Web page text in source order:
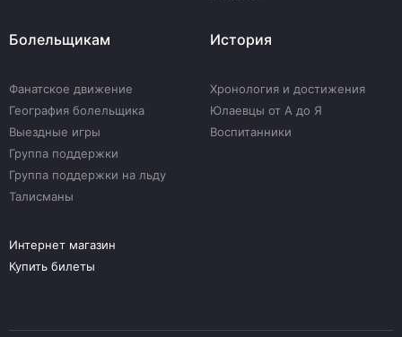
Болельщикам
Фанатское движение
География болельщика
Выездные игры
Группа поддержки
Группа поддержки на льду
Талисманы
История
Хронология и достижения
Юлаевцы от А до Я
Воспитанники
Интернет магазин
Купить билеты